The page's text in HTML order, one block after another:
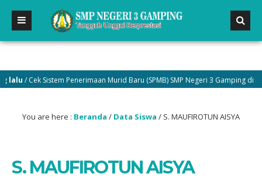
/ Cek Sistem Penerimaan Murid Baru (SPMB) SMP Negeri 3 Gamping di
You are here : Beranda / Data Siswa / S. MAUFIROTUN AISYA
S. MAUFIROTUN AISYA